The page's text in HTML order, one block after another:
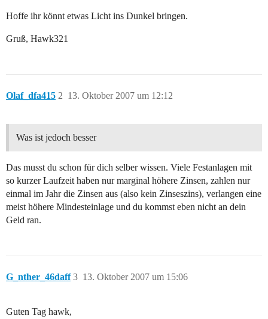
Hoffe ihr könnt etwas Licht ins Dunkel bringen.
Gruß, Hawk321
Olaf_dfa415 13. Oktober 2007 um 12:12
2
Was ist jedoch besser
Das musst du schon für dich selber wissen. Viele Festanlagen mit
so kurzer Laufzeit haben nur marginal höhere Zinsen, zahlen nur
einmal im Jahr die Zinsen aus (also kein Zinseszins), verlangen eine
meist höhere Mindesteinlage und du kommst eben nicht an dein
Geld ran.
G_nther_46daff 13. Oktober 2007 um 15:06
3
Guten Tag hawk,